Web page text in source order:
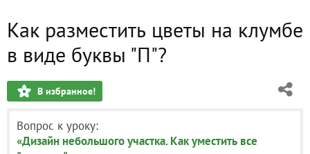
Как разместить цветы на клумбе
в виде буквы "П"?
В избранное!
Вопрос к уроку:
«Дизайн небольшого участка. Как уместить все